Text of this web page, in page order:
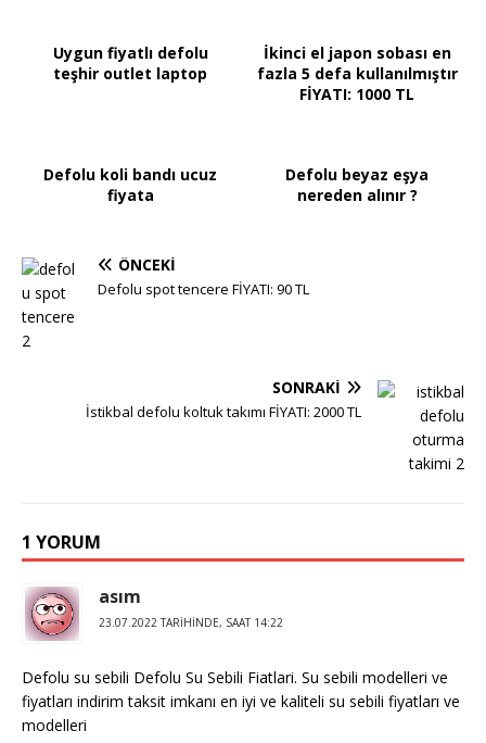
Uygun fiyatlı defolu
teşhir outlet laptop
İkinci el japon sobası en
fazla 5 defa kullanılmıştır
FİYATI: 1000 TL
Defolu koli bandı ucuz
fiyata
Defolu beyaz eşya
nereden alınır ?
ÖNCEKI
Defolu spot tencere FİYATI: 90 TL
SONRAKI
İstikbal defolu koltuk takımı FİYATI: 2000 TL
1 YORUM
asım
23.07.2022 TARIHINDE, SAAT 14:22
Defolu su sebili Defolu Su Sebili Fiatlari. Su sebili modelleri ve
fiyatları indirim taksit imkanı en iyi ve kaliteli su sebili fiyatları ve
modelleri